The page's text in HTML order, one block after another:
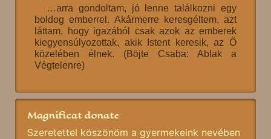
…arra gondoltam, jó lenne találkozni egy
boldog emberrel. Akármerre keresgéltem, azt
láttam, hogy igazából csak azok az emberek
kiegyensúlyozottak, akik Istent keresik, az Ő
közelében élnek. (Böjte Csaba: Ablak a
Végtelenre)
Magnificat donate
Szeretettel köszönöm a gyermekeink nevében